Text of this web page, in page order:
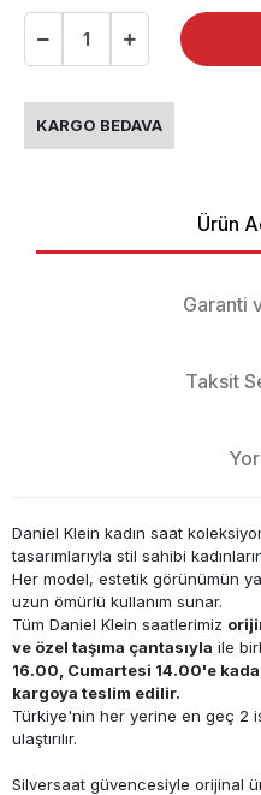
KARGO BEDAVA
Ürün
Garanti
Taksit
Daniel Klein kadın saat
tasarımlarıyla stil sahibi
Her model, estetik görünümün
uzun ömürlü kullanım sunar.
Tüm Daniel Klein saatlerimiz
ve özel taşıma çantasıyla ile
16.00, Cumartesi 14.00'e
kargoya teslim edilir.
Türkiye'nin her yerine en geç 2
ulaştırılır.
Silversaat güvencesiyle orijinal